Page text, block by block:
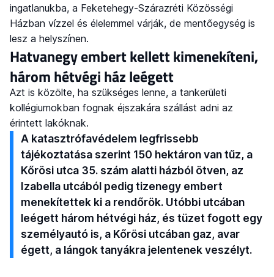
ingatlanukba, a Feketehegy-Szárazréti Közösségi
Házban vízzel és élelemmel várják, de mentőegység is
lesz a helyszínen.
Hatvanegy embert kellett kimenekíteni,
három hétvégi ház leégett
Azt is közölte, ha szükséges lenne, a tankerületi
kollégiumokban fognak éjszakára szállást adni az
érintett lakóknak.
A katasztrófavédelem legfrissebb
tájékoztatása szerint 150 hektáron van tűz, a
Kőrösi utca 35. szám alatti házból ötven, az
Izabella utcából pedig tizenegy embert
menekítettek ki a rendőrök. Utóbbi utcában
leégett három hétvégi ház, és tüzet fogott egy
személyautó is, a Kőrösi utcában gaz, avar
égett, a lángok tanyákra jelentenek veszélyt.